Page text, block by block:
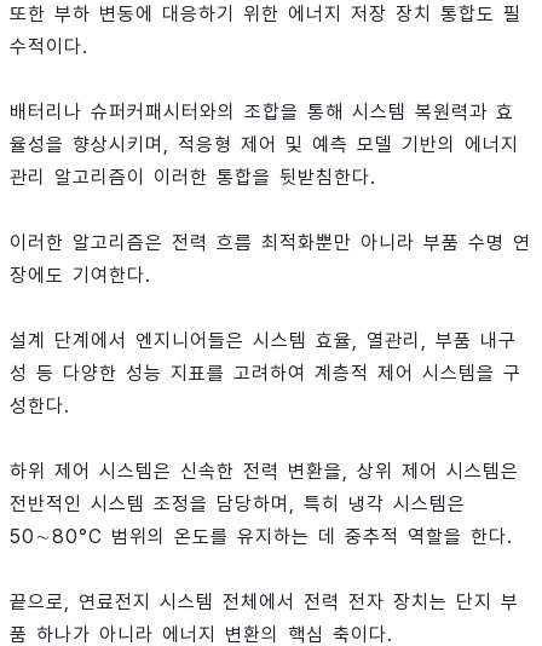
또한 부하 변동에 대응하기 위한 에너지 저장 장치 통합도 필
수적이다.
배터리나 슈퍼커패시터와의 조합을 통해 시스템 복원력과 효
율성을 향상시키며, 적응형 제어 및 예측 모델 기반의 에너지
관리 알고리즘이 이러한 통합을 뒷받침한다.
이러한 알고리즘은 전력 흐름 최적화뿐만 아니라 부품 수명 연
장에도 기여한다.
설계 단계에서 엔지니어들은 시스템 효율, 열관리, 부품 내구
성 등 다양한 성능 지표를 고려하여 계층적 제어 시스템을 구
성한다.
하위 제어 시스템은 신속한 전력 변환을, 상위 제어 시스템은
전반적인 시스템 조정을 담당하며, 특히 냉각 시스템은
50∼80°C 범위의 온도를 유지하는 데 중추적 역할을 한다.
끝으로, 연료전지 시스템 전체에서 전력 전자 장치는 단지 부
품 하나가 아니라 에너지 변환의 핵심 축이다.